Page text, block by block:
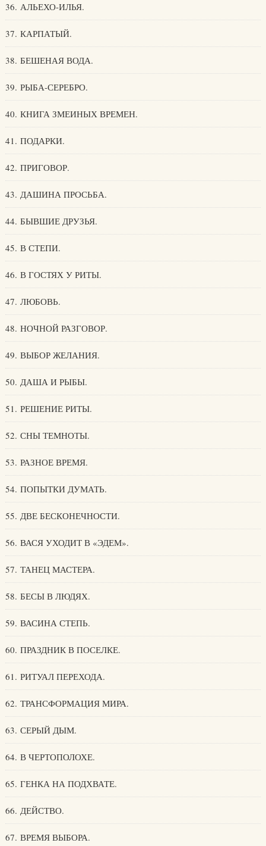
36. АЛЬЕХО-ИЛЬЯ.
37. КАРПАТЫЙ.
38. БЕШЕНАЯ ВОДА.
39. РЫБА-СЕРЕБРО.
40. КНИГА ЗМЕИНЫХ ВРЕМЕН.
41. ПОДАРКИ.
42. ПРИГОВОР.
43. ДАШИНА ПРОСЬБА.
44. БЫВШИЕ ДРУЗЬЯ.
45. В СТЕПИ.
46. В ГОСТЯХ У РИТЫ.
47. ЛЮБОВЬ.
48. НОЧНОЙ РАЗГОВОР.
49. ВЫБОР ЖЕЛАНИЯ.
50. ДАША И РЫБЫ.
51. РЕШЕНИЕ РИТЫ.
52. СНЫ ТЕМНОТЫ.
53. РАЗНОЕ ВРЕМЯ.
54. ПОПЫТКИ ДУМАТЬ.
55. ДВЕ БЕСКОНЕЧНОСТИ.
56. ВАСЯ УХОДИТ В «ЭДЕМ».
57. ТАНЕЦ МАСТЕРА.
58. БЕСЫ В ЛЮДЯХ.
59. ВАСИНА СТЕПЬ.
60. ПРАЗДНИК В ПОСЕЛКЕ.
61. РИТУАЛ ПЕРЕХОДА.
62. ТРАНСФОРМАЦИЯ МИРА.
63. СЕРЫЙ ДЫМ.
64. В ЧЕРТОПОЛОХЕ.
65. ГЕНКА НА ПОДХВАТЕ.
66. ДЕЙСТВО.
67. ВРЕМЯ ВЫБОРА.